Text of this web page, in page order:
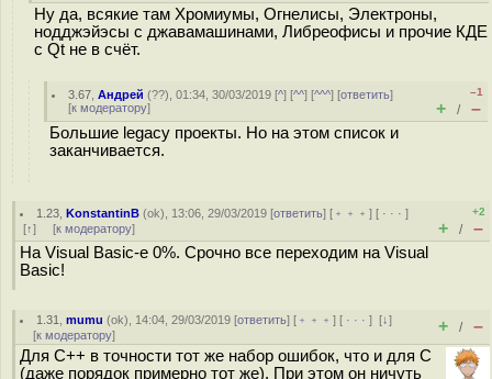
Ну да, всякие там Хромиумы, Огнелисы, Электроны,
нодджэйэсы с джавамашинами, Либреофисы и прочие КДЕ
с Qt не в счёт.
3.67 ,Андрей (??), 01:34, 30/03/2019 [^] [^^] [^^^] [ответить]
[к модератору]
–1
+ / –
Большие legacy проекты. Но на этом список и
заканчивается.
1.23 ,KonstantinB (ok), 13:06, 29/03/2019 [ответить] [ ﹢﹢﹢] [ · · ·]
[↑] [к модератору]
+2
+ / –
На Visual Basic-е 0%. Срочно все переходим на Visual
Basic!
1.31 ,mumu (ok), 14:04, 29/03/2019 [ответить] [ ﹢﹢﹢] [ · · ·][↓]
[к модератору] + / –
Для C++ в точности тот же набор ошибок, что и для C
(даже порядок примерно тот же). При этом он ничуть